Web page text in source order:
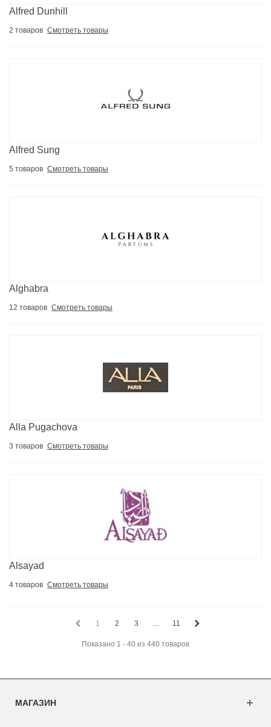
Alfred Dunhill
2 товаров Смотреть товары
Alfred Sung
5 товаров Смотреть товары
Alghabra
12 товаров Смотреть товары
Alla Pugachova
3 товаров Смотреть товары
Alsayad
4 товаров Смотреть товары
1 2 3 ... 11
Показано 1 - 40 из 440 товаров
МАГАЗИН